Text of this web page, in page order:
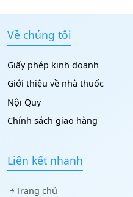
Về chúng tôi
Giấy phép kinh doanh
Giới thiệu về nhà thuốc
Nội Quy
Chính sách giao hàng
Liên kết nhanh
Trang chủ